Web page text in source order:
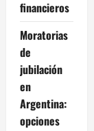
financieros
Moratorias
de
jubilación
en
Argentina:
opciones